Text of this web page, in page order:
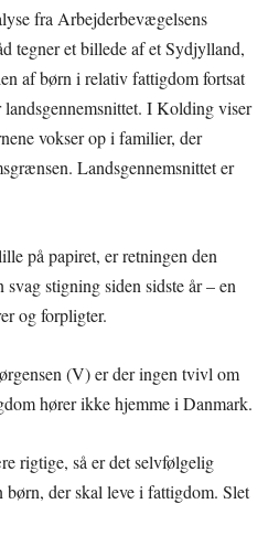
fra Arbejderbevægelsens
tegner et billede af et Sydjylland,
af børn i relativ fattigdom fortsat
landsgennemsnittet. I Kolding viser
vokser op i familier, der
Landsgennemsnittet er
på papiret, er retningen den
stigning siden sidste år – en
og forpligter.
(V) er der ingen tvivl om
hører ikke hjemme i Danmark.
rigtige, så er det selvfølgelig
der skal leve i fattigdom. Slet